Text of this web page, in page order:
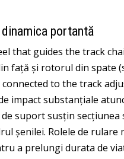
portantă
that guides the track
față și rotorul din spate
to the track
impact substanțiale
suport susțin
șenilei. Rolele de
a prelungi durata de